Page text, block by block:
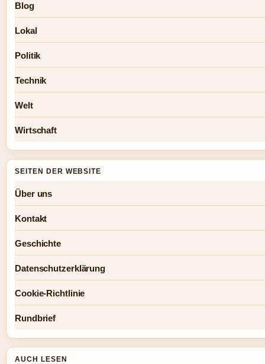
Blog
Lokal
Politik
Technik
Welt
Wirtschaft
SEITEN DER WEBSITE
Über uns
Kontakt
Geschichte
Datenschutzerklärung
Cookie-Richtlinie
Rundbrief
AUCH LESEN